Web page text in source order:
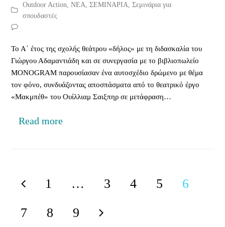
Outdoor Action ,ΝΕΑ ,ΣΕΜΙΝΑΡΙΑ ,Σεμινάρια για
σπουδαστές
Το Α΄ έτος της σχολής θεάτρου «δήλος» με τη διδασκαλία του
Γιώργου Αδαμαντιάδη και σε συνεργασία με το βιβλιοπωλείο
MONOGRAM παρουσίασαν ένα αυτοσχέδιο δρώμενο με θέμα
τον φόνο, συνδυάζοντας αποσπάσματα από το θεατρικό έργο
«Μακμπέθ» του Ουίλλιαμ Σαιξπηρ σε μετάφραση…
Read more
PreviousPage
1 … Page
3 Page
4 Page
5 Page
6
Page
7 Page
8 Page
9 Next